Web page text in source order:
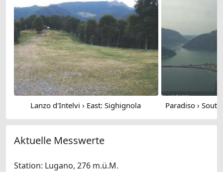
Lanzo d'Intelvi › East: Sighignola
Aktuelle Messwerte
Station: Lugano, 276 m.ü.M.